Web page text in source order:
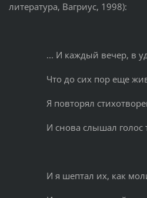
литература, Вагриус, 1998):
... И каждый вечер, в
Что до сих пор еще
Я повторял
И снова слышал голос
И я шептал их, как